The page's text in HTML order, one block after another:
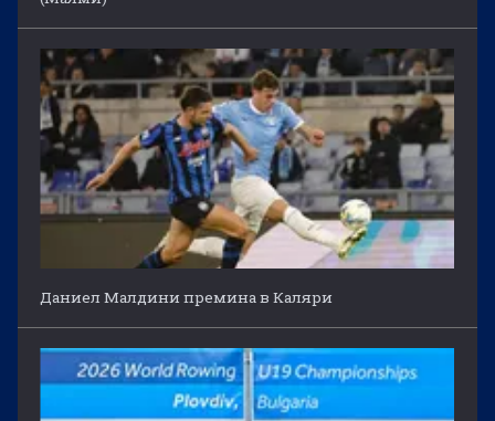
Даниел Малдини премина в Каляри